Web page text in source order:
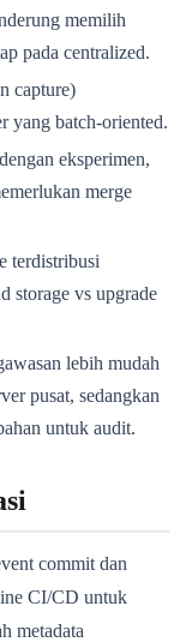
memilih
pada centralized.
capture)
yang batch-oriented.
eksperimen,
merge
terdistribusi
storage vs upgrade
lebih mudah
pusat, sedangkan
untuk audit.
commit dan
CI/CD untuk
metadata